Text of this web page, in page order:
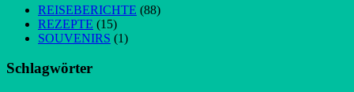
REISEBERICHTE (88)
REZEPTE (15)
SOUVENIRS (1)
Schlagwörter